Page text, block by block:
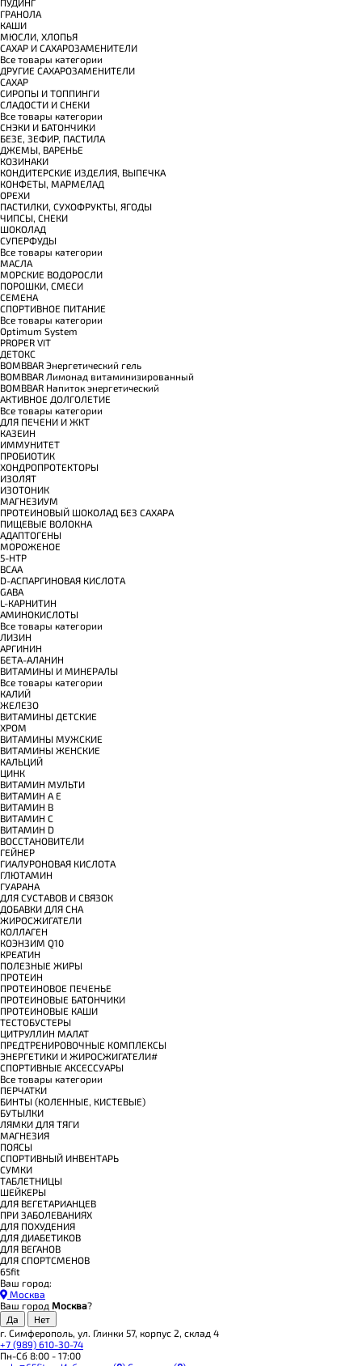
ГРАНОЛА
КАШИ
МЮСЛИ, ХЛОПЬЯ
САХАР И САХАРОЗАМЕНИТЕЛИ
Все товары категории
ДРУГИЕ САХАРОЗАМЕНИТЕЛИ
САХАР
СИРОПЫ И ТОППИНГИ
СЛАДОСТИ И СНЕКИ
Все товары категории
СНЭКИ И БАТОНЧИКИ
БЕЗЕ, ЗЕФИР, ПАСТИЛА
ДЖЕМЫ, ВАРЕНЬЕ
КОЗИНАКИ
КОНДИТЕРСКИЕ ИЗДЕЛИЯ, ВЫПЕЧКА
КОНФЕТЫ, МАРМЕЛАД
ОРЕХИ
ПАСТИЛКИ, СУХОФРУКТЫ, ЯГОДЫ
ЧИПСЫ, СНЕКИ
ШОКОЛАД
СУПЕРФУДЫ
Все товары категории
МАСЛА
МОРСКИЕ ВОДОРОСЛИ
ПОРОШКИ, СМЕСИ
СЕМЕНА
СПОРТИВНОЕ ПИТАНИЕ
Все товары категории
Optimum System
PROPER VIT
ДЕТОКС
BOMBBAR Энергетический гель
BOMBBAR Лимонад витаминизированный
BOMBBAR Напиток энергетический
АКТИВНОЕ ДОЛГОЛЕТИЕ
Все товары категории
ДЛЯ ПЕЧЕНИ И ЖКТ
КАЗЕИН
ИММУНИТЕТ
ПРОБИОТИК
ХОНДРОПРОТЕКТОРЫ
ИЗОЛЯТ
ИЗОТОНИК
МАГНЕЗИУМ
ПРОТЕИНОВЫЙ ШОКОЛАД БЕЗ САХАРА
ПИЩЕВЫЕ ВОЛОКНА
АДАПТОГЕНЫ
МОРОЖЕНОЕ
5-HTP
BCAA
D-АСПАРГИНОВАЯ КИСЛОТА
GABA
L-КАРНИТИН
АМИНОКИСЛОТЫ
Все товары категории
ЛИЗИН
АРГИНИН
БЕТА-АЛАНИН
ВИТАМИНЫ И МИНЕРАЛЫ
Все товары категории
КАЛИЙ
ЖЕЛЕЗО
ВИТАМИНЫ ДЕТСКИЕ
ХРОМ
ВИТАМИНЫ МУЖСКИЕ
ВИТАМИНЫ ЖЕНСКИЕ
КАЛЬЦИЙ
ЦИНК
ВИТАМИН МУЛЬТИ
ВИТАМИН A E
ВИТАМИН B
ВИТАМИН C
ВИТАМИН D
ВОССТАНОВИТЕЛИ
ГЕЙНЕР
ГИАЛУРОНОВАЯ КИСЛОТА
ГЛЮТАМИН
ГУАРАНА
ДЛЯ СУСТАВОВ И СВЯЗОК
ДОБАВКИ ДЛЯ СНА
ЖИРОСЖИГАТЕЛИ
КОЛЛАГЕН
КОЭНЗИМ Q10
КРЕАТИН
ПОЛЕЗНЫЕ ЖИРЫ
ПРОТЕИН
ПРОТЕИНОВОЕ ПЕЧЕНЬЕ
ПРОТЕИНОВЫЕ БАТОНЧИКИ
ПРОТЕИНОВЫЕ КАШИ
ТЕСТОБУСТЕРЫ
ЦИТРУЛЛИН МАЛАТ
ПРЕДТРЕНИРОВОЧНЫЕ КОМПЛЕКСЫ
ЭНЕРГЕТИКИ И ЖИРОСЖИГАТЕЛИ#
СПОРТИВНЫЕ АКСЕССУАРЫ
Все товары категории
ПЕРЧАТКИ
БИНТЫ (КОЛЕННЫЕ, КИСТЕВЫЕ)
БУТЫЛКИ
ЛЯМКИ ДЛЯ ТЯГИ
МАГНЕЗИЯ
ПОЯСЫ
СПОРТИВНЫЙ ИНВЕНТАРЬ
СУМКИ
ТАБЛЕТНИЦЫ
ШЕЙКЕРЫ
ДЛЯ ВЕГЕТАРИАНЦЕВ
ПРИ ЗАБОЛЕВАНИЯХ
ДЛЯ ПОХУДЕНИЯ
ДЛЯ ДИАБЕТИКОВ
ДЛЯ ВЕГАНОВ
ДЛЯ СПОРТСМЕНОВ
65fit
Ваш город:
Москва
Ваш город Москва?
г. Симферополь, ул. Глинки 57, корпус 2, склад 4
+7 (989) 610-30-74
Пн-Сб 8:00 - 17:00